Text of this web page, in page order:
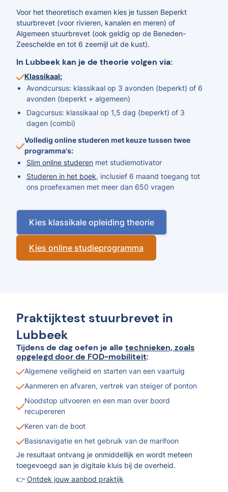
Voor het theoretisch examen kies je tussen Beperkt
stuurbrevet (voor rivieren, kanalen en meren) of
Algemeen stuurbrevet (ook geldig op de Beneden-
Zeeschelde en tot 6 zeemijl uit de kust).
In Lubbeek kan je de theorie volgen via:
Klassikaal:
Avondcursus: klassikaal op 3 avonden (beperkt) of 6
avonden (beperkt + algemeen)
Dagcursus: klassikaal op 1,5 dag (beperkt) of 3
dagen (combi)
Volledig online studeren met keuze tussen twee
programma's:
Slim online studeren met studiemotivator
Studeren in het boek, inclusief 6 maand toegang tot
ons proefexamen met meer dan 650 vragen
Kies klassikale opleiding theorie
Kies online studieprogramma
Praktijktest stuurbrevet in
Lubbeek
Tijdens de dag oefen je alle technieken, zoals
opgelegd door de FOD-mobiliteit:
Algemene veiligheid en starten van een vaartuig
Aanmeren en afvaren, vertrek van steiger of ponton
Noodstop uitvoeren en een man over boord
recupereren
Keren van de boot
Basisnavigatie en het gebruik van de marifoon
Je resultaat ontvang je onmiddellijk en wordt meteen
toegevoegd aan je digitale kluis bij de overheid.
👉 Ontdek jouw aanbod praktijk